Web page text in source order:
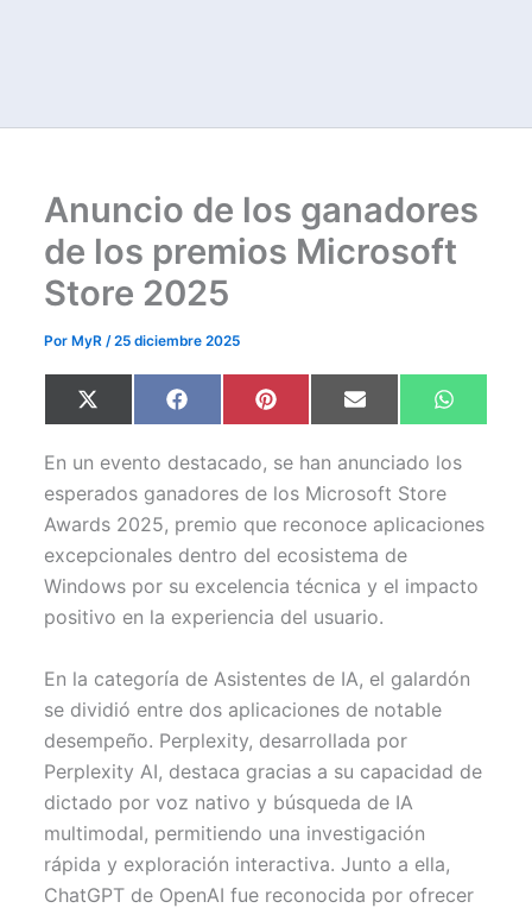
Anuncio de los ganadores
de los premios Microsoft
Store 2025
Por MyR/25 diciembre 2025
Compartir
en
X
(
w
i
t
t
e
)
Compartir
en
F
a
e
b
o
o
k
Compartir
en
P
i
t
e
r
e
s
Compartir
en
E
m
i
l
en
W
h
t
s
p
En un evento destacado, se han anunciado los
esperados ganadores de los Microsoft Store
Awards 2025, premio que reconoce aplicaciones
excepcionales dentro del ecosistema de
Windows por su excelencia técnica y el impacto
positivo en la experiencia del usuario.
En la categoría de Asistentes de IA, el galardón
se dividió entre dos aplicaciones de notable
desempeño. Perplexity, desarrollada por
Perplexity AI, destaca gracias a su capacidad de
dictado por voz nativo y búsqueda de IA
multimodal, permitiendo una investigación
rápida y exploración interactiva. Junto a ella,
ChatGPT de OpenAI fue reconocida por ofrecer